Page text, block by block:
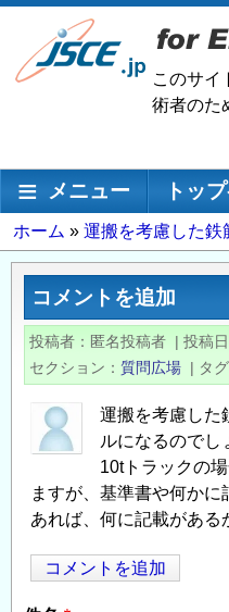
メ
ン
移
このサイ
術者のた
メインナビゲーション
メニュー トッ
パ
ン
ず
ホーム 運搬を考慮した鉄
コメントを追加
投稿者 匿名投稿者 | 投稿
セクション
質問広場 | タグ
運搬を考慮した
ルになるのでし
10tトラックの
ますが、基準書や何かに
あれば、何に記載がある
コメントを追加